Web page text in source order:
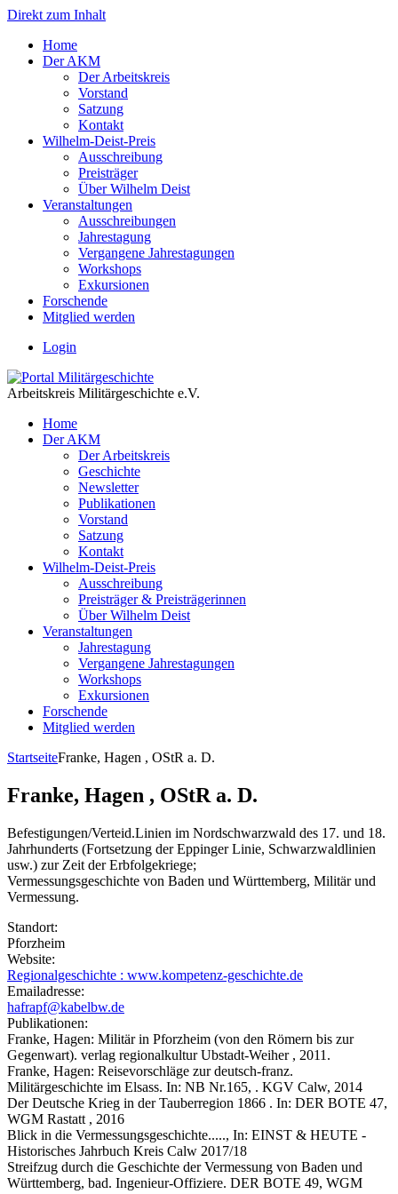
Direkt zum Inhalt
Home
Der AKM
Der Arbeitskreis
Vorstand
Satzung
Kontakt
Wilhelm-Deist-Preis
Ausschreibung
Preisträger
Über Wilhelm Deist
Veranstaltungen
Ausschreibungen
Jahrestagung
Vergangene Jahrestagungen
Workshops
Exkursionen
Forschende
Mitglied werden
Login
Arbeitskreis Militärgeschichte e.V.
Home
Der AKM
Der Arbeitskreis
Geschichte
Newsletter
Publikationen
Vorstand
Satzung
Kontakt
Wilhelm-Deist-Preis
Ausschreibung
Preisträger & Preisträgerinnen
Über Wilhelm Deist
Veranstaltungen
Jahrestagung
Vergangene Jahrestagungen
Workshops
Exkursionen
Forschende
Mitglied werden
StartseiteFranke, Hagen , OStR a. D.
Franke, Hagen , OStR a. D.
Befestigungen/Verteid.Linien im Nordschwarzwald des 17. und 18.
Jahrhunderts (Fortsetzung der Eppinger Linie, Schwarzwaldlinien
usw.) zur Zeit der Erbfolgekriege;
Vermessungsgeschichte von Baden und Württemberg, Militär und
Vermessung.
Standort:
Pforzheim
Website:
Regionalgeschichte : www.kompetenz-geschichte.de
Emailadresse:
hafrapf@kabelbw.de
Publikationen:
Franke, Hagen: Militär in Pforzheim (von den Römern bis zur
Gegenwart). verlag regionalkultur Ubstadt-Weiher , 2011.
Franke, Hagen: Reisevorschläge zur deutsch-franz.
Militärgeschichte im Elsass. In: NB Nr.165, . KGV Calw, 2014
Der Deutsche Krieg in der Tauberregion 1866 . In: DER BOTE 47,
WGM Rastatt , 2016
Blick in die Vermessungsgeschichte....., In: EINST & HEUTE -
Historisches Jahrbuch Kreis Calw 2017/18
Streifzug durch die Geschichte der Vermessung von Baden und
Württemberg, bad. Ingenieur-Offiziere. DER BOTE 49, WGM